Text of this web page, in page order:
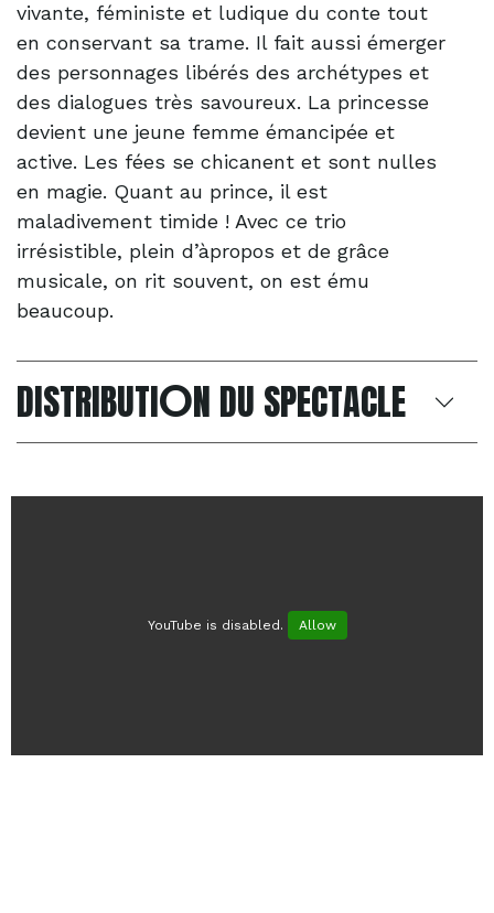
YouTube is disabled. Allow
vivante, féministe et ludique du conte tout
en conservant sa trame. Il fait aussi émerger
des personnages libérés des archétypes et
des dialogues très savoureux. La princesse
devient une jeune femme émancipée et
active. Les fées se chicanent et sont nulles
en magie. Quant au prince, il est
maladivement timide ! Avec ce trio
irrésistible, plein d’àpropos et de grâce
musicale, on rit souvent, on est ému
beaucoup.
DISTRIBUTION DU SPECTACLE